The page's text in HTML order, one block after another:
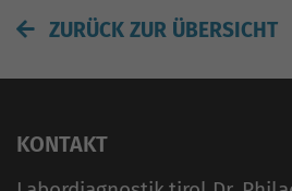
ZURÜCK ZUR ÜBERSICHT
KONTAKT